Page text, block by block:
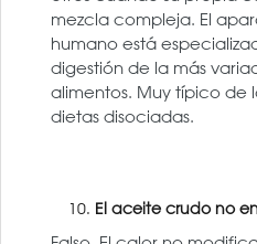
mezcla compleja. El
humano está
digestión de la más
alimentos. Muy típico de
dietas disociadas.
El aceite crudo no